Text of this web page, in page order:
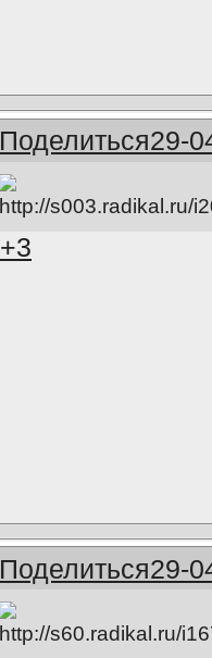
Поделиться29-
+3
Поделиться29-